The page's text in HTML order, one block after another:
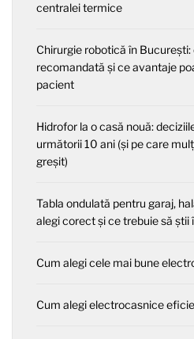
centralei termice
Chirurgie robotică în
recomandată și ce avantaje
pacient
Hidrofor la o casă nouă:
următorii 10 ani (și pe care
greșit)
Tabla ondulată pentru garaj,
alegi corect și ce trebuie să știi
Cum alegi cele mai bune
Cum alegi electrocasnice